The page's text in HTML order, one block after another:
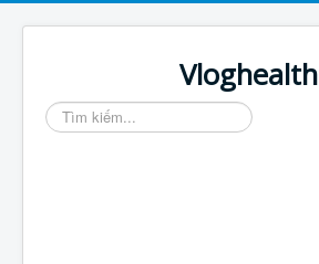
Vloghealth
Tìm
kiếm...